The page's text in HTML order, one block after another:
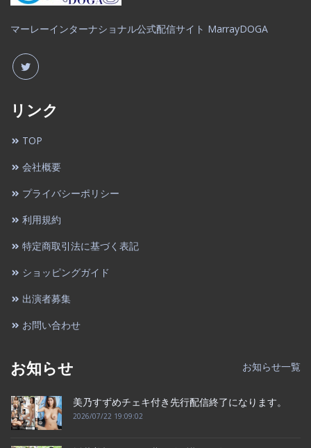
マーレーインターナショナル公式配信サイト MarrayDOGA
リンク
TOP
会社概要
プライバシーポリシー
利用規約
特定商取引法に基づく表記
ショッピングガイド
出演者募集
お問い合わせ
お知らせ お知らせ一覧
美乃すずめチェキ付き先行配信終了になります。
2026/07/22 19:09:02